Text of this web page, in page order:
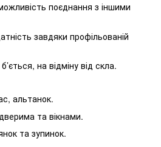
поєднання з іншими
завдяки профільованій
на відміну від скла.
альтанок.
та вікнами.
та зупинок.